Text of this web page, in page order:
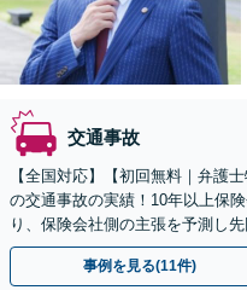
交通事故
【全国対応】【初回無料｜弁護
の交通事故の実績！10年以上保
り、保険会社側の主張を予測し
ムとなり示談交渉、休業損害、
事例を見る(11件)